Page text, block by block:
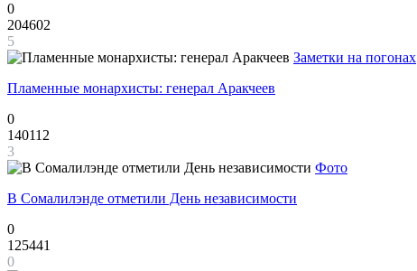
0
204602
5
Заметки на погонах
Пламенные монархисты: генерал Аракчеев
0
140112
3
Фото
В Сомалилэнде отметили День независимости
0
125441
0